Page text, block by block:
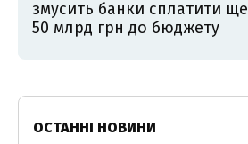
змусить банки сплатити ще
50 млрд грн до бюджету
ОСТАННІ НОВИНИ